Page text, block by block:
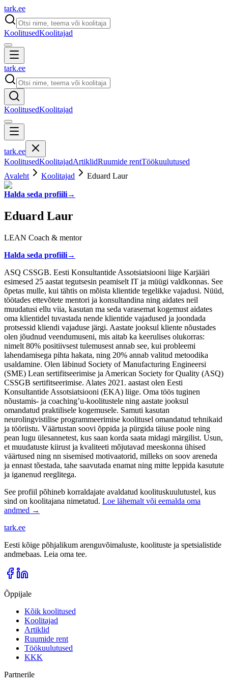
tark.ee
KoolitusedKoolitajad
tark.ee
KoolitusedKoolitajad
tark.ee
KoolitusedKoolitajadArtiklidRuumide rentTöökuulutused
Avaleht
Koolitajad Eduard Laur
Halda seda profiili→
Eduard Laur
LEAN Coach & mentor
Halda seda profiili→
ASQ CSSGB. Eesti Konsultantide Assotsiatsiooni liige Karjääri
esimesed 25 aastat tegutsesin peamiselt IT ja müügi valdkonnas. See
õpetas mulle, kui tähtis on mõista klientide tegelikke vajadusi. Nüüd,
töötades ettevõtete mentori ja konsultandina ning aidates neil
muudatusi ellu viia, kasutan ma seda varasemat kogemust aidates
oma klientidel tuvastada nende klientide vajadused ja joondada
protsessid kliendi vajaduse järgi. Aastate jooksul kliente nõustades
olen jõudnud veendumuseni, mis aitab ka keerulises olukorras:
nimelt 80% positiivsest tulemusest annab see, kui probleemi
lahendamisega pihta hakata, ning 20% annab valitud metoodika
usaldamine. Olen läbinud Society of Manufacturing Engineersi
(SME) Lean sertifitseerimise ja American Society for Quality (ASQ)
CSSGB sertifitseerimise. Alates 2021. aastast olen Eesti
Konsultantide Assotsiatsiooni (EKA) liige. Oma töös tuginen
nõustamis- ja coaching’u-koolitustele ning aastate jooksul
omandatud praktilisele kogemusele. Samuti kasutan
neurolingvistilise programmeerimise koolitusel omandatud tehnikaid
ja tööriistu. Väärtustan soovi õppida ja pürgida täiuse poole ning
pean lugu ülesannetest, kus saan korda saata midagi märgilist. Usun,
et muudatuste kiirust ja kvaliteeti mõjutavad meeskonna ühised
väärtused ning nn sisemised motivaatorid, milleks on soov areneda
ja ennast tõestada, tahe saavutada enamat ning mitte leppida kasutute
ja iganenud reeglitega.
See profiil põhineb korraldajate avaldatud koolituskuulutustel, kus
sind on koolitajana nimetatud. Loe lähemalt või eemalda oma
andmed →
tark.ee
Eesti kõige põhjalikum arenguvõimaluste, koolituste ja spetsialistide
andmebaas. Leia oma tee.
Õppijale
Kõik koolitused
Koolitajad
Artiklid
Ruumide rent
Töökuulutused
KKK
Partnerile